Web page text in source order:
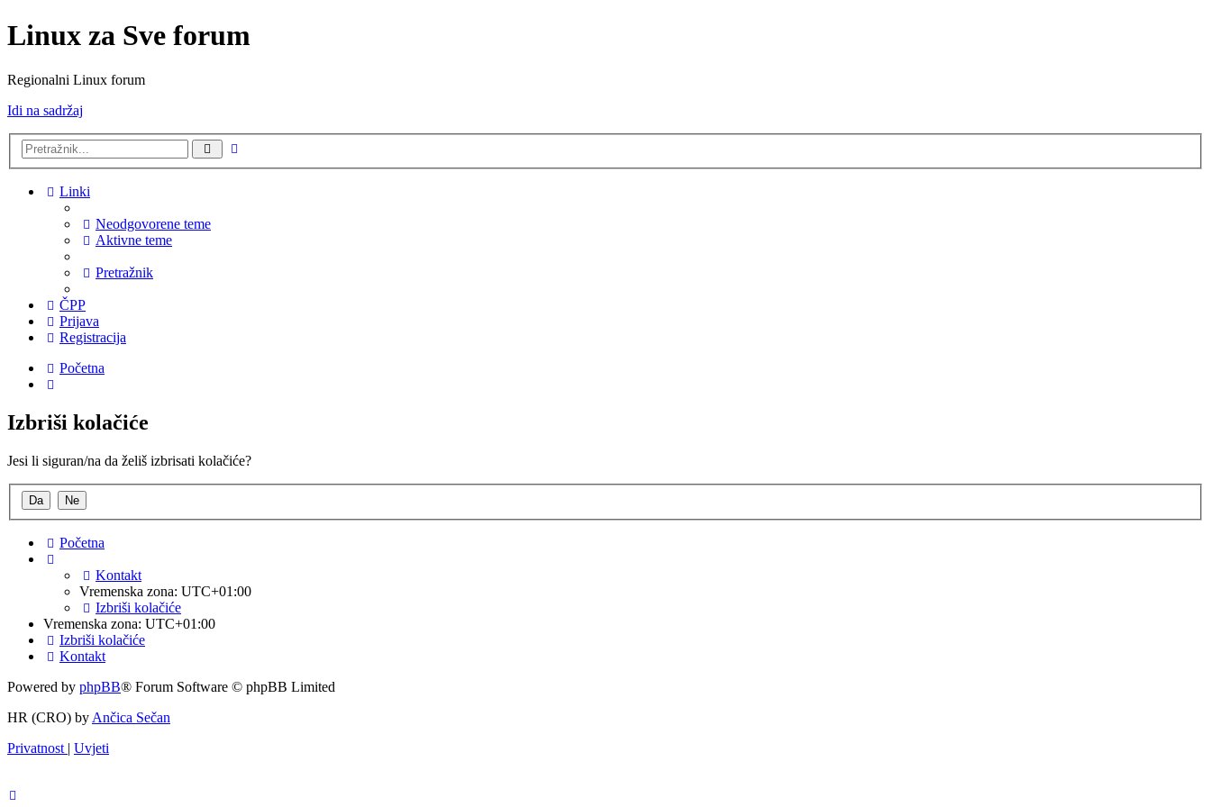
Linux za Sve forum
Regionalni Linux forum
Idi na sadržaj
Pretražnik
Linki
Neodgovorene teme
Aktivne teme
Pretražnik
ČPP
Prijava
Registracija
Početna
Izbriši kolačiće
Jesi li siguran/na da želiš izbrisati kolačiće?
Početna
Kontakt
Vremenska zona: UTC+01:00
Izbriši kolačiće
Vremenska zona: UTC+01:00
Izbriši kolačiće
Kontakt
Powered by phpBB® Forum Software © phpBB Limited
HR (CRO) by Ančica Sečan
Privatnost | Uvjeti